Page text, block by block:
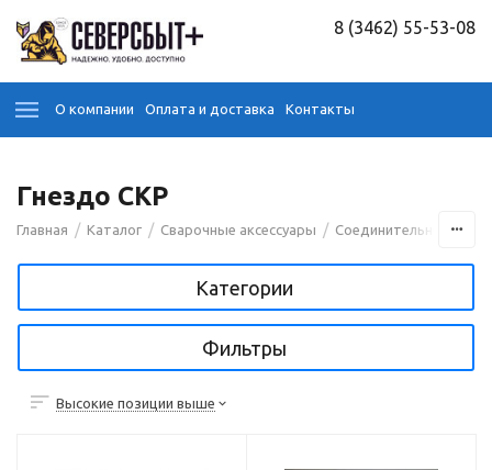
8 (3462) 55-53-08
О компании Оплата и доставка Контакты
Гнездо СКР
Главная / Каталог / Сварочные аксессуары / Соединительные
Категории
Фильтры
Высокие позиции выше